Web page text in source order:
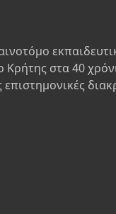
στα 40